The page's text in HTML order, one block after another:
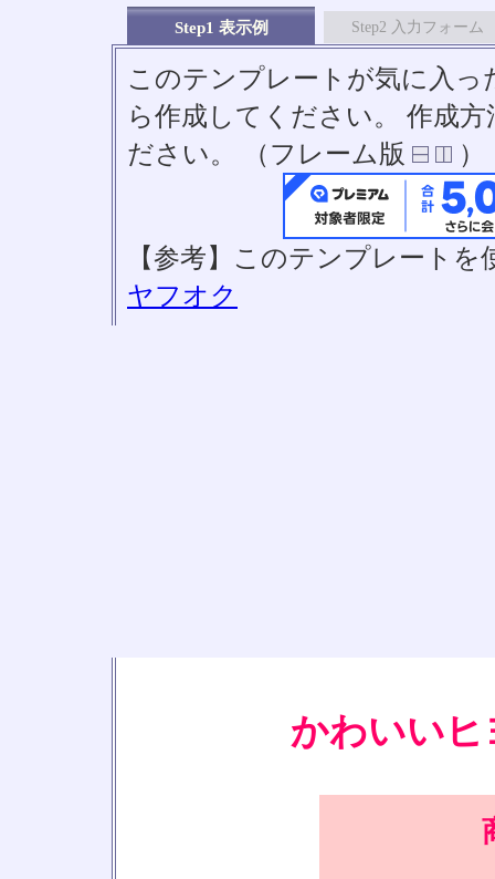
Step1 表示例 Step2 入力フォーム
このテンプレートが気に入っ
ら作成してください。 作成
ださい。 （フレーム版
）
【参考】このテンプレート
ヤフオク
かわいい